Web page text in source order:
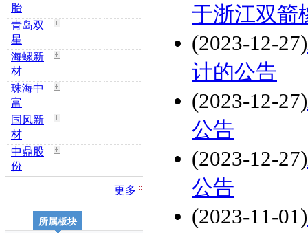
胎
青岛双
星
海螺新
材
珠海中
富
国风新
材
中鼎股
份
更多
所属板块
于浙江双箭
(2023-12-27)
计的公告
(2023-12-27)
公告
(2023-12-27)
公告
(2023-11-01)